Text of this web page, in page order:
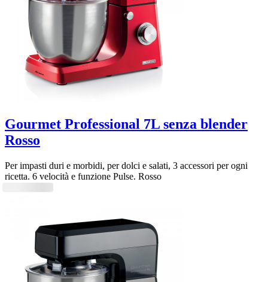
Gourmet Professional 7L senza blender
Rosso
Per impasti duri e morbidi, per dolci e salati, 3 accessori per ogni
ricetta. 6 velocità e funzione Pulse. Rosso